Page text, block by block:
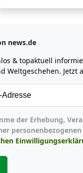
news.de
& topaktuell
Weltgeschehen. Jetzt